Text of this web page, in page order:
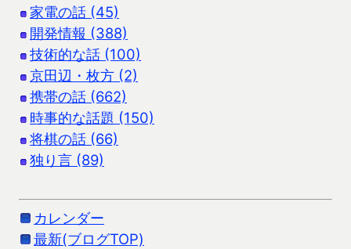
家電の話 (45)
開発情報 (388)
技術的な話 (100)
京田辺・枚方 (2)
携帯の話 (662)
時事的な話題 (150)
将棋の話 (66)
独り言 (89)
カレンダー
最新(ブログTOP)